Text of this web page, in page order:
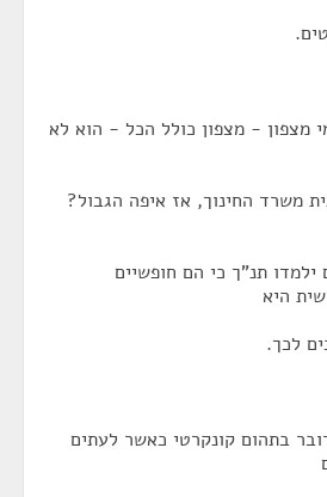
מצפון - מצפון כולל הכל - הוא לא
משרד החינוך, אז איפה הגבול?
תנ"ך כי הם חופשיים
היא
לכך.
בתהום קונקרטי כאשר לעתים